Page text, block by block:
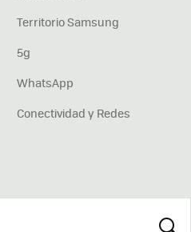
Territorio Samsung
5g
WhatsApp
Conectividad y Redes